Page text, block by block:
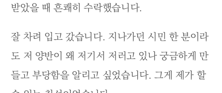
받았을 때 흔쾌히 수락했습니다.
잘 차려 입고 갔습니다. 지나가던 시민 한 분이라
도 저 양반이 왜 저기서 저러고 있나 궁금하게 만
들고 부당함을 알리고 싶었습니다. 그게 제가 할